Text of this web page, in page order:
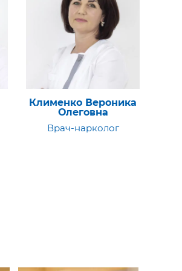
Колесникова Мария
Сергеевна
Врач-нарколог